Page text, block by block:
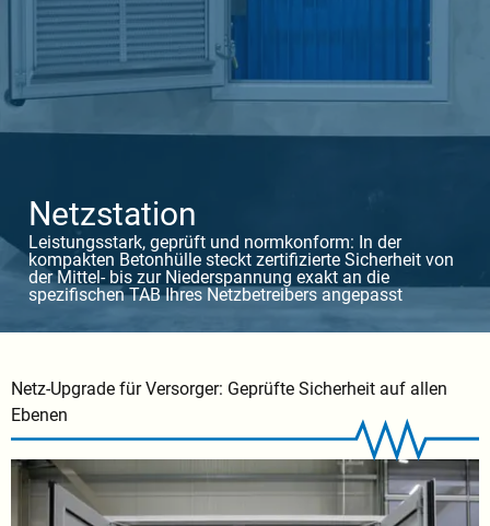
Netzstation
Leistungsstark, geprüft und normkonform: In der
kompakten Betonhülle steckt zertifizierte Sicherheit von
der Mittel- bis zur Niederspannung exakt an die
spezifischen TAB Ihres Netzbetreibers angepasst
Netz-Upgrade für Versorger: Geprüfte Sicherheit auf allen
Ebenen